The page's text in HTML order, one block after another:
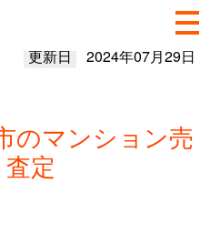
更新日 2024年07月29日
のマンション売
定